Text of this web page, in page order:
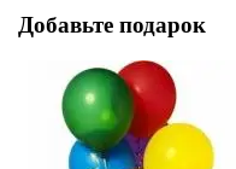
Добавьте подарок